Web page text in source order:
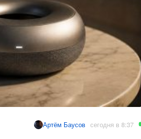
Артём Баусов сегодня в 8:37